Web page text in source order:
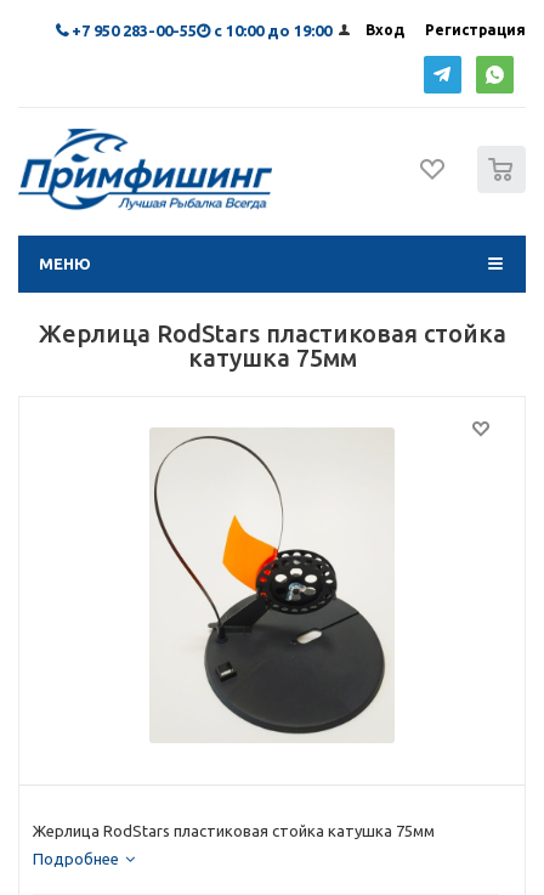
Вход Регистрация
+7 950 283-00-55 с 10:00 до 19:00
МЕНЮ
Жерлица RodStars пластиковая стойка
катушка 75мм
Жерлица RodStars пластиковая стойка катушка 75мм
Подробнее